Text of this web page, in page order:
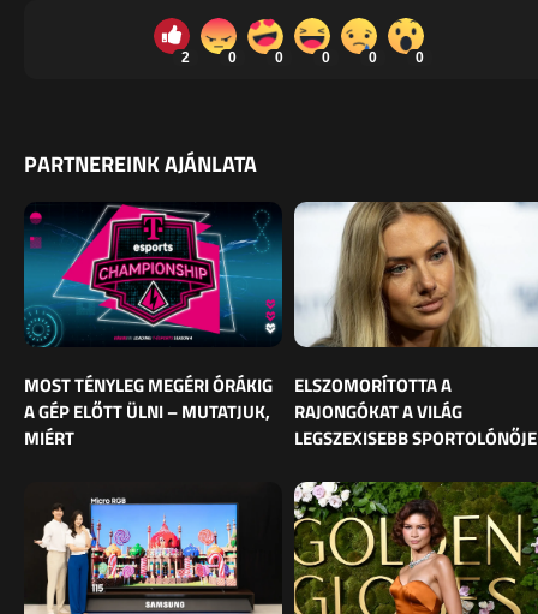
2 0 0 0 0 0
PARTNEREINK AJÁNLATA
MOST TÉNYLEG MEGÉRI ÓRÁKIG
A GÉP ELŐTT ÜLNI – MUTATJUK,
MIÉRT
ELSZOMORÍTOTTA A
RAJONGÓKAT A VILÁG
LEGSZEXISEBB SPORTOLÓNŐJE